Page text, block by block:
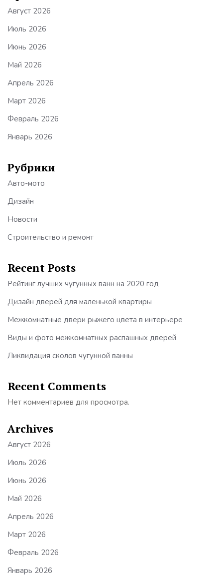
Август 2026
Июль 2026
Июнь 2026
Май 2026
Апрель 2026
Март 2026
Февраль 2026
Январь 2026
Рубрики
Авто-мото
Дизайн
Новости
Строительство и ремонт
Recent Posts
Рейтинг лучших чугунных ванн на 2020 год
Дизайн дверей для маленькой квартиры
Межкомнатные двери рыжего цвета в интерьере
Виды и фото межкомнатных распашных дверей
Ликвидация сколов чугунной ванны
Recent Comments
Нет комментариев для просмотра.
Archives
Август 2026
Июль 2026
Июнь 2026
Май 2026
Апрель 2026
Март 2026
Февраль 2026
Январь 2026